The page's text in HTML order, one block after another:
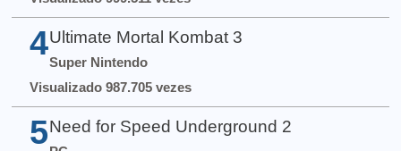
4 Ultimate Mortal Kombat 3
Super Nintendo
Visualizado 987.705 vezes
5 Need for Speed Underground 2